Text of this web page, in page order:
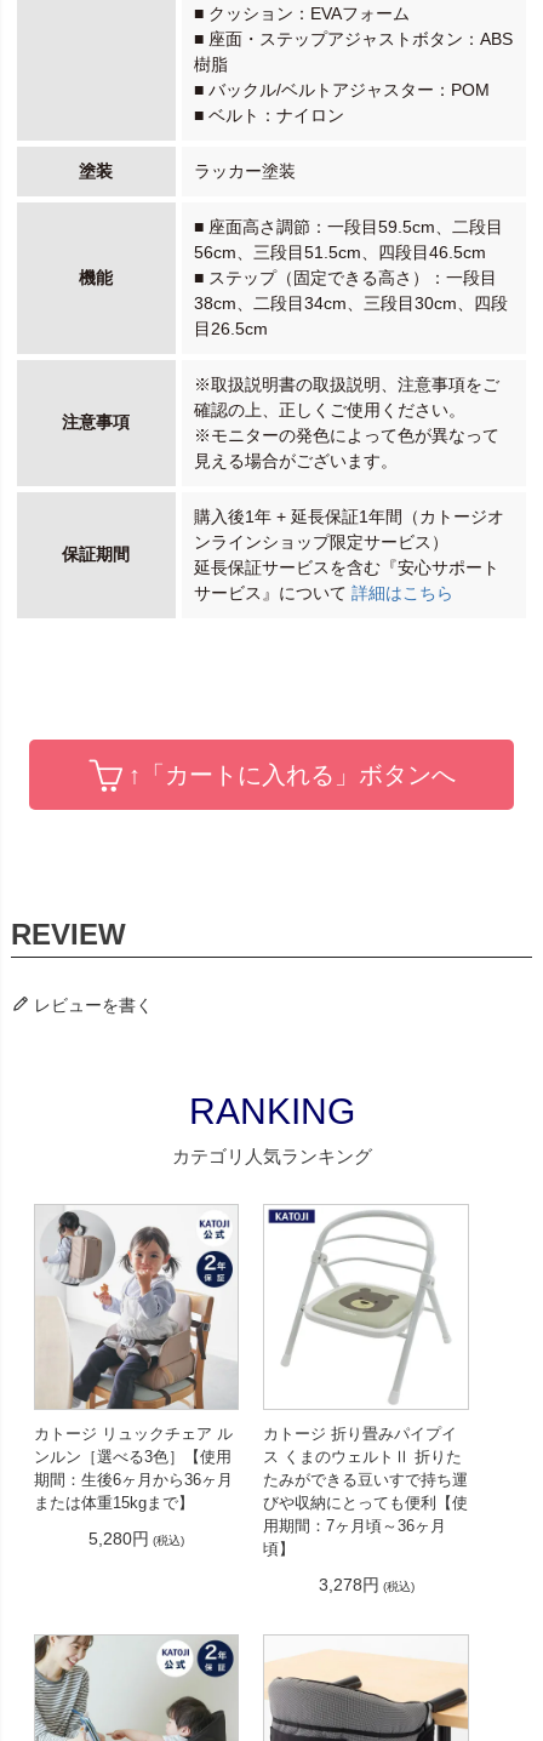
■ クッション：EVAフォーム
■ 座面・ステップアジャストボタン：ABS
樹脂
■ バックル/ベルトアジャスター：POM
■ ベルト：ナイロン
塗装 ラッカー塗装
機能
■ 座面高さ調節：一段目59.5cm、二段目
56cm、三段目51.5cm、四段目46.5cm
■ ステップ（固定できる高さ）：一段目
38cm、二段目34cm、三段目30cm、四段
目26.5cm
注意事項
※取扱説明書の取扱説明、注意事項をご
確認の上、正しくご使用ください。
※モニターの発色によって色が異なって
見える場合がございます。
保証期間
購入後1年 + 延長保証1年間（カトージオ
ンラインショップ限定サービス）
延長保証サービスを含む『安心サポート
サービス』について 詳細はこちら
↑「カートに入れる」ボタンへ
レビューを書く
RANKING
カテゴリ人気ランキング
カトージ リュックチェア ル
ンルン［選べる3色］【使用
期間：生後6ヶ月から36ヶ月
または体重15kgまで】
5,280円 (税込)
カトージ 折り畳みパイプイ
ス くまのウェルトⅡ 折りた
たみができる豆いすで持ち運
びや収納にとっても便利【使
用期間：7ヶ月頃～36ヶ月
頃】
3,278円 (税込)